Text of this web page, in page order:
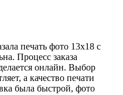
печать фото 13х18 с
Процесс заказа
онлайн. Выбор
а качество печати
была быстрой, фото